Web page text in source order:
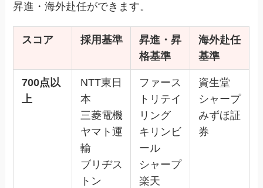
昇進・海外赴任ができます。
スコア 採用基準
昇進・昇
格基準
海外赴任
基準
700点以
上
NTT東日
本
三菱電機
ヤマト運
輸
ブリヂス
トン
ファース
トリテイ
リング
キリンビ
ール
シャープ
楽天
資生堂
シャープ
みずほ証
券